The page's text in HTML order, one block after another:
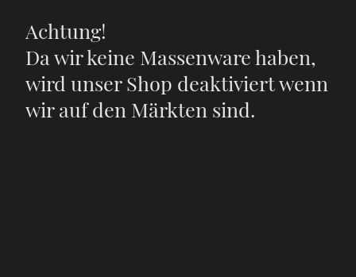
Achtung!
Da wir keine Massenware haben,
wird unser Shop deaktiviert wenn
wir auf den Märkten sind.